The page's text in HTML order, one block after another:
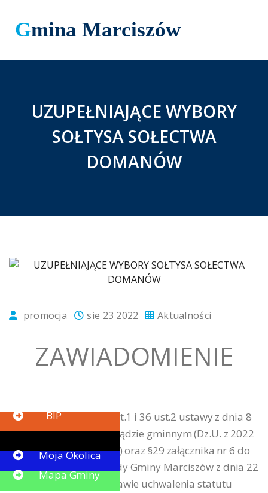
Gmina Marciszów
UZUPEŁNIAJĄCE WYBORY
SOŁTYSA SOŁECTWA
DOMANÓW
promocja sie 23 2022 Aktualności
ZAWIADOMIENIE
Na podstawie art. 30 ust.1 i 36 ust.2 ustawy z dnia 8
marca 1990 r. o samorządzie gminnym (Dz.U. z 2022
r. poz.559 ze zmianami ) oraz §29 załącznika nr 6 do
Uchwały Nr V/23/19 Rady Gminy Marciszów z dnia 22
lutego 2019 roku w sprawie uchwalenia statutu
Button
BIP
Button
Moja Okolica
Mapa Gminy